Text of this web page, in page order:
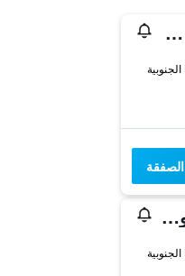
رايز، أوتوجراف كوليكشن سيول باي ماريوت
إل 7 هونجداي باي لوت هوتلز